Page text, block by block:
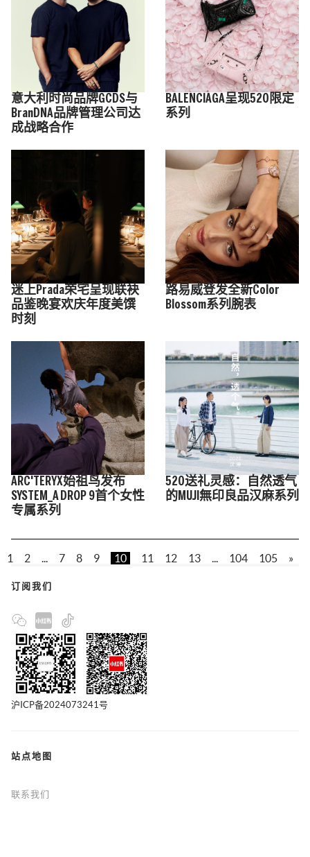
意大利时尚品牌GCDS与
BranDNA品牌管理公司达
成战略合作
BALENCIAGA呈现520限定
系列
迷上Prada荣宅呈现联袂
品鉴晚宴欢庆年度美馔
时刻
路易威登发全新Color
Blossom系列腕表
ARC'TERYX始祖鸟发布
SYSTEM_A DROP 9首个女性
专属系列
520送礼灵感：自然透气
的MUJI無印良品汉麻系列
1 2 ... 7 8 9 10 11 12 13 ... 104 105 »
订阅我们
沪ICP备2024073241号
站点地图
联系我们